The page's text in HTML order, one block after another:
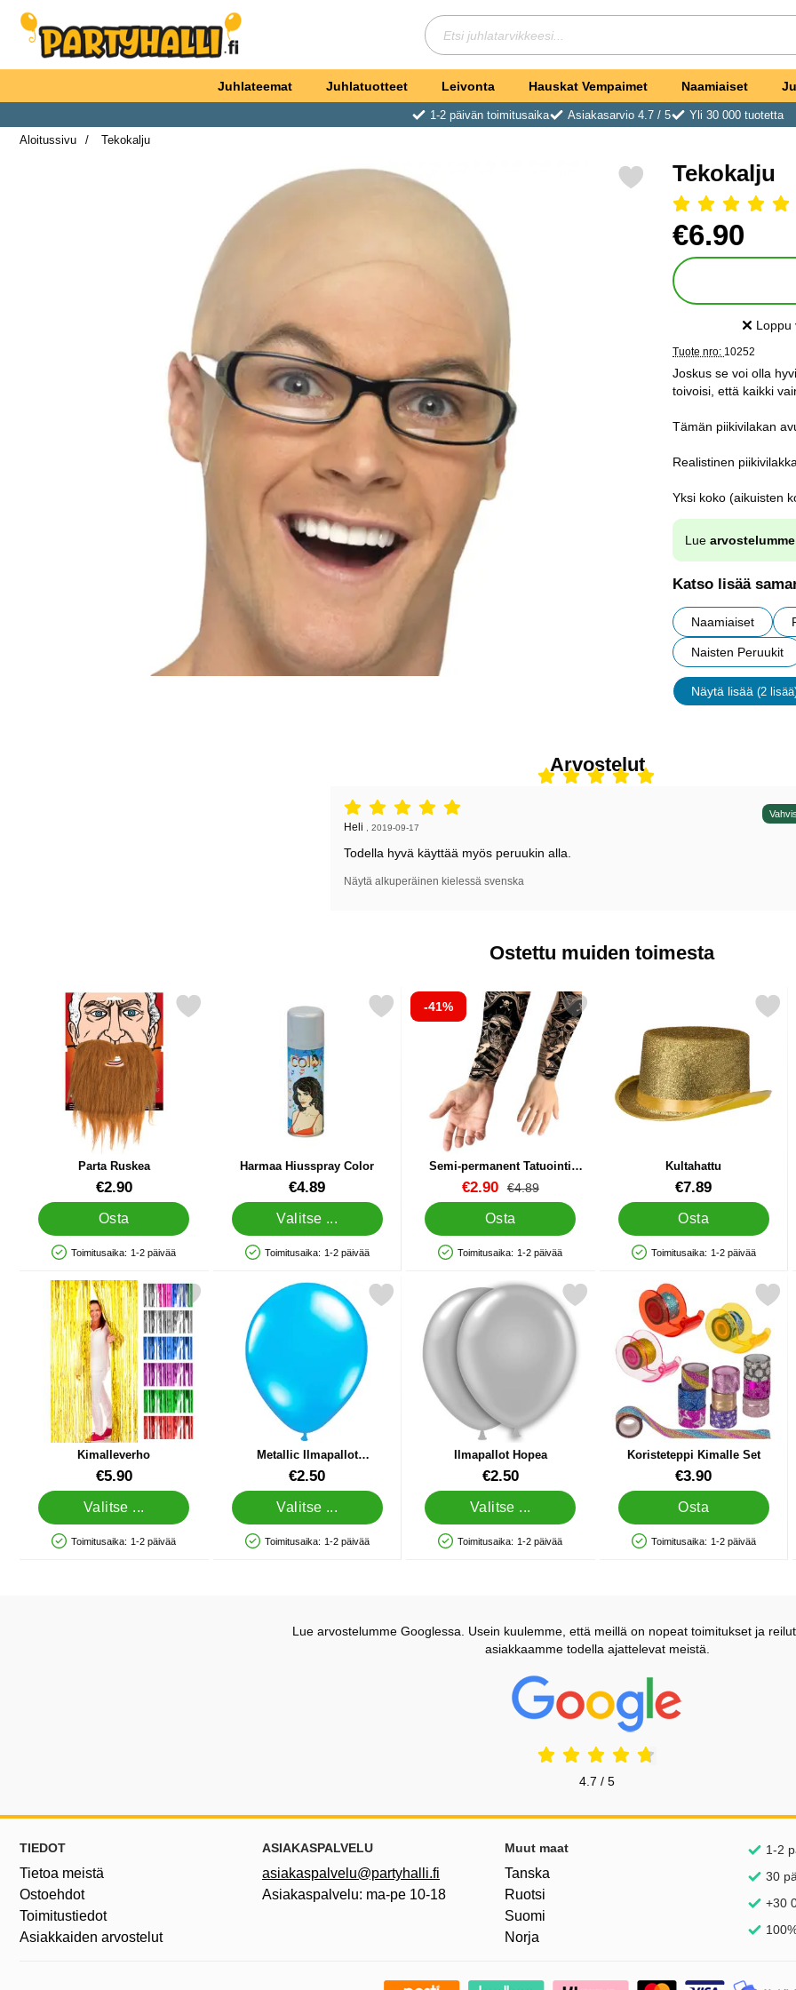
Hae
Ostoskori laajennettu Partyhallen AB
Juhlateemat Juhlatuotteet Leivonta Hauskat Vempaimet Naamiaiset
1-2 päivän toimitusaika Asiakasarvio 4.7 / 5
Yli 30 000 tuotetta
Aloitussivu
Tekokalju
Merkitse tekokalju suosikiksiTekokalju
Arvostelu: 5 Tähdet,
hinta
€6.90
Loppu
Tuote nro: 10252
Joskus se voi olla
toivoisi, että kaikki
Tämän piikivilakan
Realistinen
Yksi koko (aikuisten
Lue arvostelumme
Katso lisää
Naamiaiset
Naisten Peruukit
Näytä lisää (2
Arvostelut
Arvostelu: 5 tähdet / 5,
Arvostelun kirjoittaja:
Heli , 2019-09-17
Todella hyvä käyttää myös peruukin alla.
Näytä alkuperäinen kielessä svenska
Ostettu muiden toimesta
Parta Ruskea
Tuote.nro 14239€2.90
Osta
Saatavuus: Varastossa
Toimitusaika: 1-2 päivää
Merkitse parta Ruskea suosikiksi
Harmaa Hiusspray Color
Tuote.nro 1397€4.89
Valitse ...
Saatavuus: Varastossa
Toimitusaika: 1-2 päivää
Merkitse harmaa Hiusspray Color suosikiksi
-41%
Semi-permanent Tatuointi
Merirosvo
Tuote.nro 85679
uusi hinta
€2.90 vanha hinta
€4.89
Osta
Saatavuus: Varastossa
Toimitusaika: 1-2 päivää
Merkitse semi-permanent Tatuointi Merirosvo suosikiksi
Kultahattu
Tuote.nro 9739€7.89
Osta
Saatavuus: Varastossa
Toimitusaika: 1-2 päivää
Merkitse kultahattu
Kimalleverho
Tuote.nro 10565€5.90
Valitse ...
Saatavuus: Varastossa
Toimitusaika: 1-2 päivää
Merkitse kimalleverho suosikiksi
Metallic Ilmapallot
Vaaleansininen
Tuote.nro 10480€2.50
Valitse ...
Saatavuus: Varastossa
Toimitusaika: 1-2 päivää
Merkitse metallic Ilmapallot Vaaleansininen suosikiksi
Ilmapallot Hopea
Tuote.nro 5021€2.50
Valitse ...
Saatavuus: Varastossa
Toimitusaika: 1-2 päivää
Merkitse ilmapallot Hopea suosikiksi
Koristeteppi Kimalle Set
Tuote.nro 30196€3.90
Osta
Saatavuus: Varastossa
Toimitusaika: 1-2 päivää
Merkitse koristeteppi
Lue arvostelumme Googlessa. Usein kuulemme, että meillä on nopeat toimitukset ja
asiakkaamme todella ajattelevat meistä.
Prisjakt Arvostelu: 4.7 Tähdet
4.7 / 5
Alatunnisteen sisältö Sekalaista tietoa ja linkkejä
TIEDOT
Tietoa meistä
Ostoehdot
Toimitustiedot
Asiakkaiden arvostelut
ASIAKASPALVELU
asiakaspalvelu@partyhalli.fi
Asiakaspalvelu: ma-pe 10-18
Muut maat
Tanska
Ruotsi
Suomi
Norja
1-2
30
+30